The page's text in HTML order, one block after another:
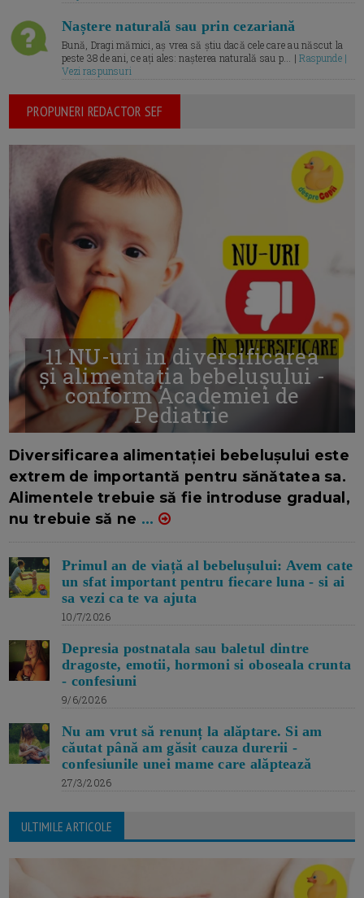
Naștere naturală sau prin cezariană
Bună, Dragi mămici, aș vrea să știu dacă cele care au născut la
peste 38 de ani, ce ați ales: nașterea naturală sau p... |Raspunde |
Vezi raspunsuri
PROPUNERI REDACTOR SEF
11 NU-uri in diversificarea
și alimentația bebelușului -
conform Academiei de
Pediatrie
Diversificarea alimentației bebelușului este
extrem de importantă pentru sănătatea sa.
Alimentele trebuie să fie introduse gradual,
nu trebuie să ne ...
Primul an de viață al bebelușului: Avem cate
un sfat important pentru fiecare luna - si ai
sa vezi ca te va ajuta
10/7/2026
Depresia postnatala sau baletul dintre
dragoste, emotii, hormoni si oboseala crunta
- confesiuni
9/6/2026
Nu am vrut să renunț la alăptare. Si am
căutat până am găsit cauza durerii -
confesiunile unei mame care alăptează
27/3/2026
ULTIMILE ARTICOLE